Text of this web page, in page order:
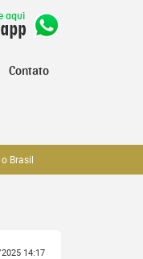
Contato
Brasil
14:17